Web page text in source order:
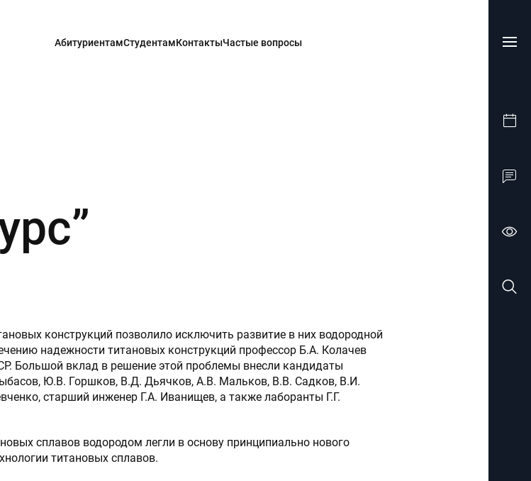
АбитуриентамСтудентамКонтактыЧастые вопросы
конструкций позволило исключить развитие в них водородной
надежности титановых конструкций профессор Б.А. Колачев
Большой вклад в решение этой проблемы внесли кандидаты
Ю.В. Горшков, В.Д. Дьячков, А.В. Мальков, В.В. Садков, В.И.
старший инженер Г.А. Иванищев, а также лаборанты Г.Г.
сплавов водородом легли в основу принципиально нового
титановых сплавов.